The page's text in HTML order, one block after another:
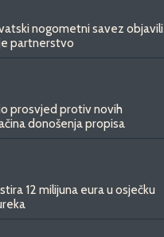
nogometni savez objavili
partnerstvo
prosvjed protiv novih
donošenja propisa
12 milijuna eura u osječku